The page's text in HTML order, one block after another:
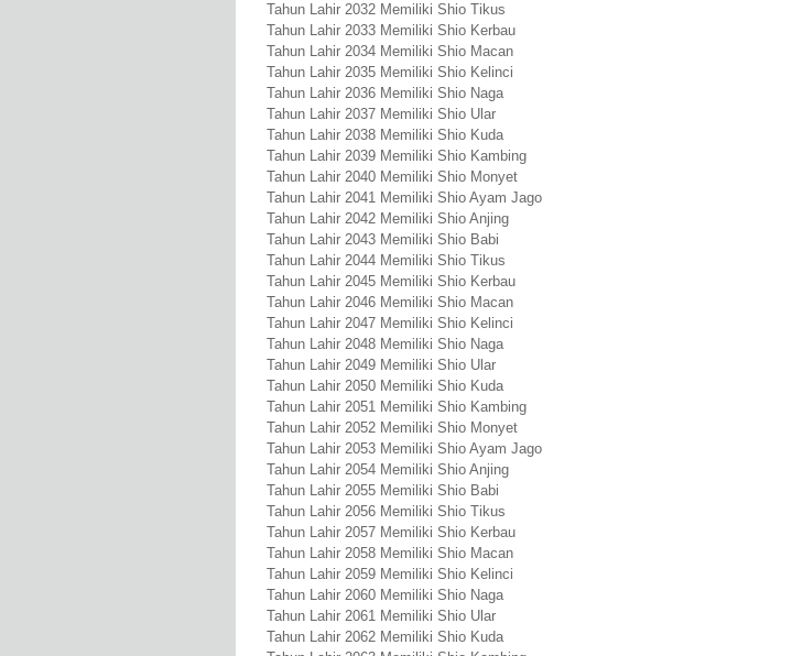
Tahun Lahir 2032 Memiliki Shio Tikus
Tahun Lahir 2033 Memiliki Shio Kerbau
Tahun Lahir 2034 Memiliki Shio Macan
Tahun Lahir 2035 Memiliki Shio Kelinci
Tahun Lahir 2036 Memiliki Shio Naga
Tahun Lahir 2037 Memiliki Shio Ular
Tahun Lahir 2038 Memiliki Shio Kuda
Tahun Lahir 2039 Memiliki Shio Kambing
Tahun Lahir 2040 Memiliki Shio Monyet
Tahun Lahir 2041 Memiliki Shio Ayam Jago
Tahun Lahir 2042 Memiliki Shio Anjing
Tahun Lahir 2043 Memiliki Shio Babi
Tahun Lahir 2044 Memiliki Shio Tikus
Tahun Lahir 2045 Memiliki Shio Kerbau
Tahun Lahir 2046 Memiliki Shio Macan
Tahun Lahir 2047 Memiliki Shio Kelinci
Tahun Lahir 2048 Memiliki Shio Naga
Tahun Lahir 2049 Memiliki Shio Ular
Tahun Lahir 2050 Memiliki Shio Kuda
Tahun Lahir 2051 Memiliki Shio Kambing
Tahun Lahir 2052 Memiliki Shio Monyet
Tahun Lahir 2053 Memiliki Shio Ayam Jago
Tahun Lahir 2054 Memiliki Shio Anjing
Tahun Lahir 2055 Memiliki Shio Babi
Tahun Lahir 2056 Memiliki Shio Tikus
Tahun Lahir 2057 Memiliki Shio Kerbau
Tahun Lahir 2058 Memiliki Shio Macan
Tahun Lahir 2059 Memiliki Shio Kelinci
Tahun Lahir 2060 Memiliki Shio Naga
Tahun Lahir 2061 Memiliki Shio Ular
Tahun Lahir 2062 Memiliki Shio Kuda